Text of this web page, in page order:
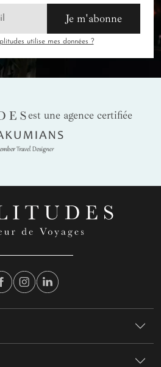
Je m'abonne
utilise mes données ?
est une agence certifiée
Takumians